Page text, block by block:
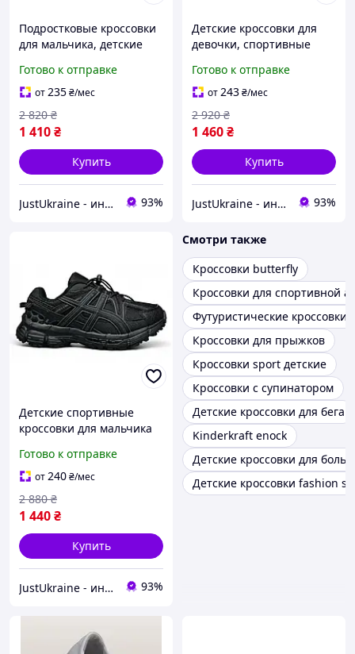
Подростковые кроссовки
для мальчика, детские
мальчика, спортивные
кроссовки на мальчика
Готово к отправке
от235₴/мес
1 410₴
2 820 ₴
Купить
JustUkraine - интернет магазин мужской и женской обуви 93%
Детские кроссовки для
девочки, спортивные
девочку, демисезонные
кроссовки на девочек
Готово к отправке
от243₴/мес
1 460₴
2 920 ₴
Купить
JustUkraine - интернет магазин мужской и женской обуви 93%
Детские спортивные
кроссовки для мальчика
Готово к отправке
от240₴/мес
1 440₴
2 880 ₴
Купить
JustUkraine - интернет магазин мужской и женской обуви 93%
Смотри также
Кроссовки butterfly
Кроссовки для спортивной
Футуристические кроссовки
Кроссовки для прыжков
Кроссовки sport детские
Кроссовки с супинатором
Детские кроссовки для бега
Kinderkraft enock
Детские кроссовки для
Детские кроссовки fashion